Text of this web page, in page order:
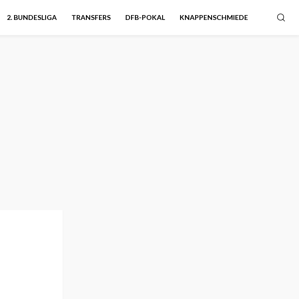
2. BUNDESLIGA TRANSFERS DFB-POKAL KNAPPENSCHMIEDE